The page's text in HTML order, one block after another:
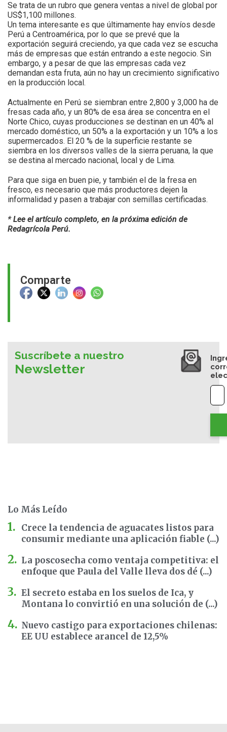
Comparte
Se trata de un rubro que genera ventas a nivel de global por
US$1,100 millones.
Un tema interesante es que últimamente hay envíos desde
Perú a Centroamérica, por lo que se prevé que la
exportación seguirá creciendo, ya que cada vez se escucha
más de empresas que están entrando a este negocio. Sin
embargo, y a pesar de que las empresas cada vez
demandan esta fruta, aún no hay un crecimiento significativo
en la producción local.
Actualmente en Perú se siembran entre 2,800 y 3,000 ha de
fresas cada año, y un 80% de esa área se concentra en el
Norte Chico, cuyas producciones se destinan en un 40% al
mercado doméstico, un 50% a la exportación y un 10% a los
supermercados. El 20 % de la superficie restante se
siembra en los diversos valles de la sierra peruana, la que
se destina al mercado nacional, local y de Lima.
Para que siga en buen pie, y también el de la fresa en
fresco, es necesario que más productores dejen la
informalidad y pasen a trabajar con semillas certificadas.
* Lee el artículo completo, en la próxima edición de
Redagrícola Perú.
Suscríbete a nuestro
Newsletter
Lo Más Leído
Crece la tendencia de aguacates listos para
consumir mediante una aplicación fiable (...)
La poscosecha como ventaja competitiva: el
enfoque que Paula del Valle lleva dos dé (...)
El secreto estaba en los suelos de Ica, y
Montana lo convirtió en una solución de (...)
Nuevo castigo para exportaciones chilenas:
EE UU establece arancel de 12,5%